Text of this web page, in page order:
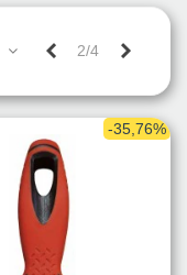
Précédent
2/4
-35,76%